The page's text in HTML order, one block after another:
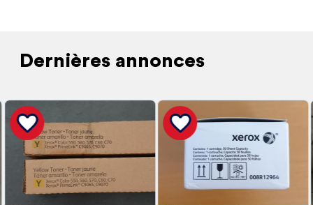
Dernières annonces